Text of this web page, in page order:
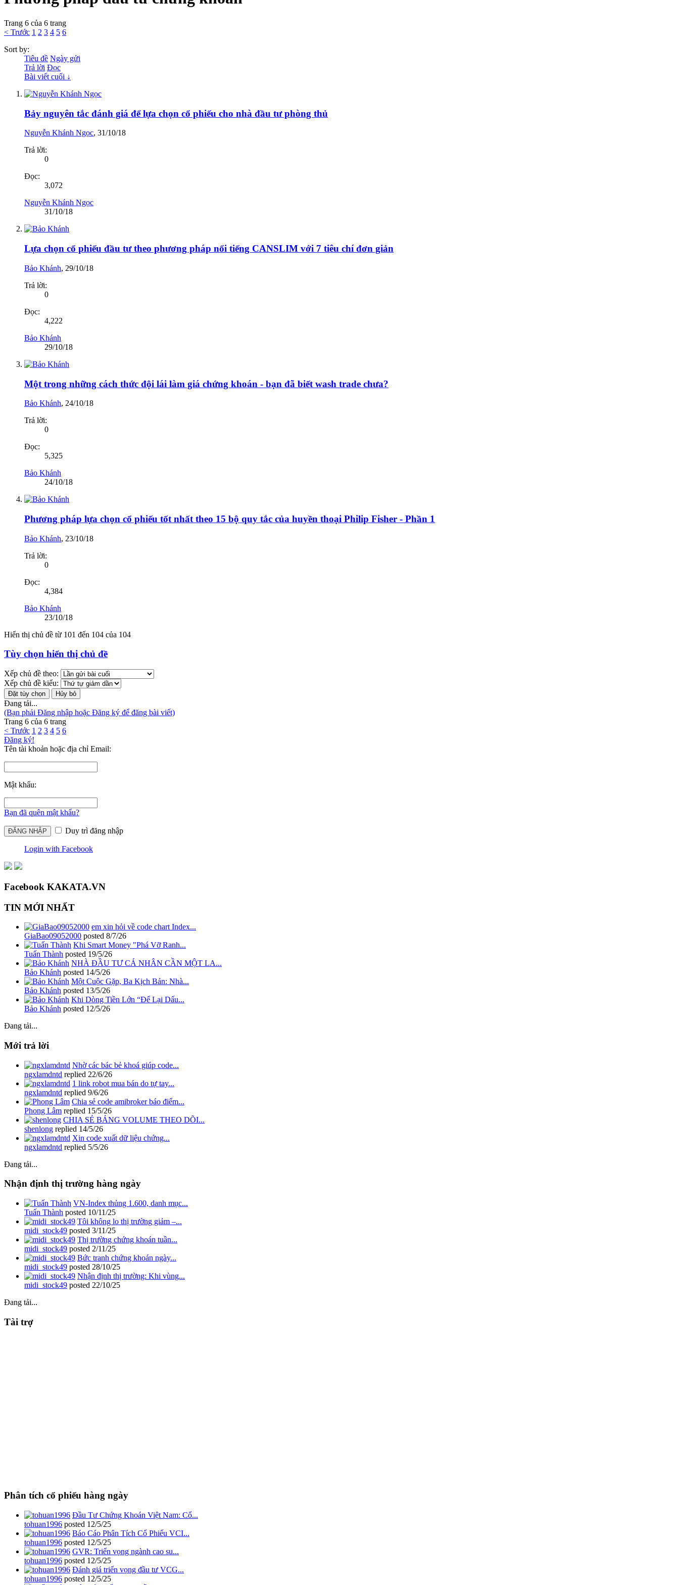
Trang 6 của 6 trang
< Trước 1 2 3 4 5 6
Sort by:
Tiêu đề Ngày gửi
Trả lời Đọc
Bài viết cuối ↓
Bảy nguyên tắc đánh giá để lựa chọn cổ phiếu cho nhà đầu tư phòng thủ
Nguyễn Khánh Ngọc, 31/10/18
Trả lời:
0
Đọc:
3,072
Nguyễn Khánh Ngọc
31/10/18
Lựa chọn cổ phiếu đầu tư theo phương pháp nổi tiếng CANSLIM với 7 tiêu chí đơn giản
Bảo Khánh, 29/10/18
Trả lời:
0
Đọc:
4,222
Bảo Khánh
29/10/18
Một trong những cách thức đội lái làm giá chứng khoán - bạn đã biết wash trade chưa?
Bảo Khánh, 24/10/18
Trả lời:
0
Đọc:
5,325
Bảo Khánh
24/10/18
Phương pháp lựa chọn cổ phiếu tốt nhất theo 15 bộ quy tắc của huyền thoại Philip Fisher - Phần 1
Bảo Khánh, 23/10/18
Trả lời:
0
Đọc:
4,384
Bảo Khánh
23/10/18
Hiển thị chủ đề từ 101 đến 104 của 104
Tùy chọn hiển thị chủ đề
Xếp chủ đề theo:
Xếp chủ đề kiểu:
Đang tải...
(Bạn phải Đăng nhập hoặc Đăng ký để đăng bài viết)
Trang 6 của 6 trang
< Trước 1 2 3 4 5 6
Đăng ký!
Tên tài khoản hoặc địa chỉ Email:
Mật khẩu:
Bạn đã quên mật khẩu?
Duy trì đăng nhập
Login with Facebook
Facebook KAKATA.VN
TIN MỚI NHẤT
em xin hỏi về code chart Index...
GiaBao09052000 posted 8/7/26
Khi Smart Money "Phá Vỡ Ranh...
Tuấn Thành posted 19/5/26
NHÀ ĐẦU TƯ CÁ NHÂN CẦN MỘT LA...
Bảo Khánh posted 14/5/26
Một Cuộc Gặp, Ba Kịch Bản: Nhà...
Bảo Khánh posted 13/5/26
Khi Dòng Tiền Lớn “Để Lại Dấu...
Bảo Khánh posted 12/5/26
Đang tải...
Mới trả lời
Nhờ các bác bẻ khoá giúp code...
ngxlamdntd replied 22/6/26
1 link robot mua bán do tự tay...
ngxlamdntd replied 9/6/26
Chia sẻ code amibroker báo điểm...
Phong Lâm replied 15/5/26
CHIA SẺ BẢNG VOLUME THEO DÕI...
shenlong replied 14/5/26
Xin code xuất dữ liệu chứng...
ngxlamdntd replied 5/5/26
Đang tải...
Nhận định thị trường hàng ngày
VN-Index thủng 1.600, danh mục...
Tuấn Thành posted 10/11/25
Tôi không lo thị trường giảm –...
midi_stock49 posted 3/11/25
Thị trường chứng khoán tuần...
midi_stock49 posted 2/11/25
Bức tranh chứng khoán ngày...
midi_stock49 posted 28/10/25
Nhận định thị trường: Khi vùng...
midi_stock49 posted 22/10/25
Đang tải...
Tài trợ
Phân tích cổ phiếu hàng ngày
Đầu Tư Chứng Khoán Việt Nam: Cổ...
tohuan1996 posted 12/5/25
Báo Cáo Phân Tích Cổ Phiếu VCI...
tohuan1996 posted 12/5/25
GVR: Triển vọng ngành cao su...
tohuan1996 posted 12/5/25
Đánh giá triển vọng đầu tư VCG...
tohuan1996 posted 12/5/25